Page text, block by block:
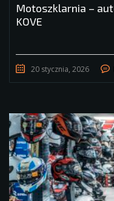
Motoszklarnia –
KOVE
20 stycznia, 2026